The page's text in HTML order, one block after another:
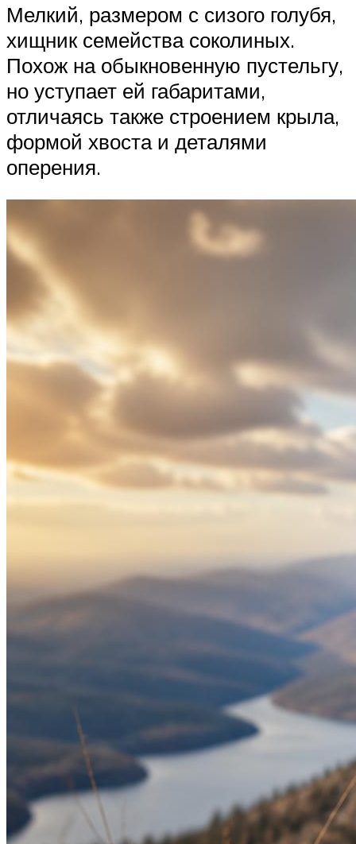
Мелкий, размером с сизого голубя,
хищник семейства соколиных.
Похож на обыкновенную пустельгу,
но уступает ей габаритами,
отличаясь также строением крыла,
формой хвоста и деталями
оперения.